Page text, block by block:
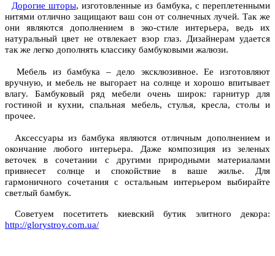
Дорогие шторы, изготовленные из бамбука, с переплетенными
нитями отлично защищают ваш сон от солнечных лучей. Так же
они являются дополнением в эко-стиле интерьера, ведь их
натуральный цвет не отвлекает взор глаз. Дизайнерам удается
так же легко дополнять классику бамбуковыми жалюзи.
Мебель из бамбука – дело эксклюзивное. Ее изготовляют
вручную, и мебель не выгорает на солнце и хорошо впитывает
влагу. Бамбуковый ряд мебели очень широк: гарнитур для
гостиной и кухни, спальная мебель, стулья, кресла, столы и
прочее.
Аксессуары из бамбука являются отличным дополнением и
окончание любого интерьера. Даже композиция из зеленых
веточек в сочетании с другими природными материалами
привнесет солнце и спокойствие в ваше жилье. Для
гармоничногосочетания с остальным интерьером выбирайте
светлый бамбук.
Советуем посетитеть киевский бутик элитного декора:
http://glorystroy.com.ua/